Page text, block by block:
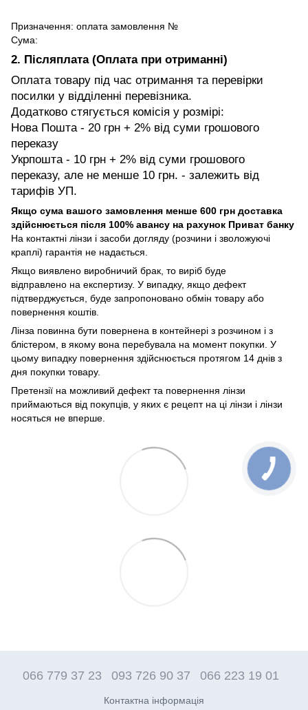
Призначення: оплата замовлення №
Сума:
2. Післяплата (Оплата при отриманні)
Оплата товару під час отримання та перевірки
посилки у відділенні перевізника.
Додатково стягується комісія у розмірі:
Нова Пошта - 20 грн + 2% від суми грошового
переказу
Укрпошта - 10 грн + 2% від суми грошового
переказу, але не менше 10 грн. - залежить від
тарифів УП.
Якщо сума вашого замовлення менше 600 грн доставка
здійснюється після 100% авансу на рахунок Приват банку
На контактні лінзи і засоби догляду (розчини і зволожуючі
краплі) гарантія не надається.
Якщо виявлено виробничий брак, то виріб буде
відправлено на експертизу. У випадку, якщо дефект
підтверджується, буде запропоновано обмін товару або
повернення коштів.
Лінза повинна бути повернена в контейнері з розчином і з
блістером, в якому вона перебувала на момент покупки. У
цьому випадку повернення здійснюється протягом 14 днів з
дня покупки товару.
Претензії на можливий дефект та повернення лінзи
приймаються від покупців, у яких є рецепт на ці лінзи і лінзи
носяться не вперше.
066 779 37 23 093 726 90 37 066 223 19 01
Контактна інформація